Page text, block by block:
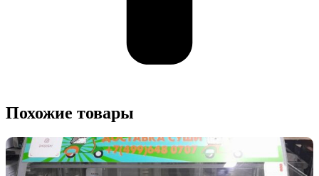
Похожие товары